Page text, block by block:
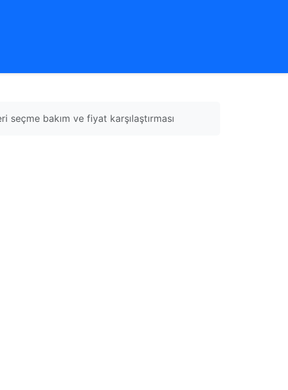
bakım ve fiyat karşılaştırması